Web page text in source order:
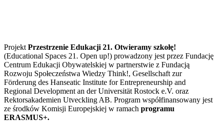
Projekt Przestrzenie Edukacji 21. Otwieramy szkołę!
(Educational Spaces 21. Open up!) prowadzony jest przez Fundację
Centrum Edukacji Obywatelskiej w partnerstwie z Fundacją
Rozwoju Społeczeństwa Wiedzy Think!, Gesellschaft zur
Förderung des Hanseatic Institute for Entrepreneurship and
Regional Development an der Universität Rostock e.V. oraz
Rektorsakademien Utveckling AB. Program współfinansowany jest
ze środków Komisji Europejskiej w ramach programu
ERASMUS+.